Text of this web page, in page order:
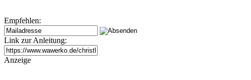
Empfehlen:
Link zur Anleitung:
Anzeige